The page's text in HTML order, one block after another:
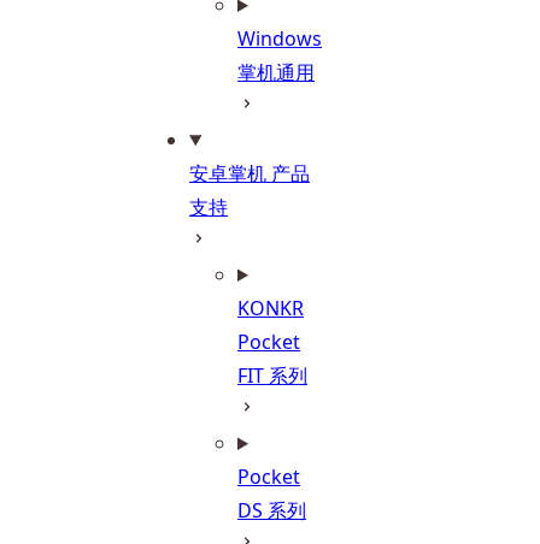
Windows
掌机通用
安卓掌机 产品
支持
KONKR
Pocket
FIT 系列
Pocket
DS 系列